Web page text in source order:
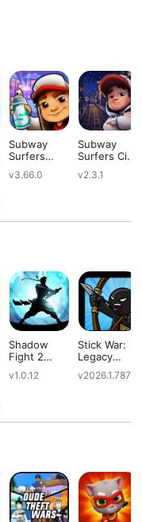
Subway
Surfers
v3.66.0
Subway
Surfers City
v2.3.1
Shadow
Fight 2
Edition
v1.0.12
Stick War:
Legacy
v2026.1.787